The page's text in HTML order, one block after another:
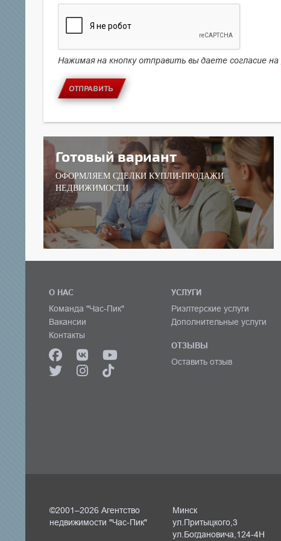
Нажимая на кнопку отправить вы даете согласие на
ОТПРАВИТЬ
Готовый вариант
ОФОРМЛЯЕМ СДЕЛКИ КУПЛИ-ПРОДАЖИ
НЕДВИЖИМОСТИ
О НАС
Команда "Час-Пик"
Вакансии
Контакты
УСЛУГИ
Риэлтерские услуги
Дополнительные услуги
ОТЗЫВЫ
Оставить отзыв
©2001–2026 Агентство
недвижимости "Час-Пик"
Минск
ул.Притыцкого,3
ул.Богдановича,124-4Н